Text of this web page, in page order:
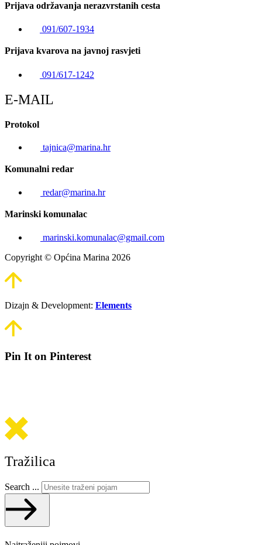
Prijava održavanja nerazvrstanih cesta
091/607-1934
Prijava kvarova na javnoj rasvjeti
091/617-1242
E-MAIL
Protokol
tajnica@marina.hr
Komunalni redar
redar@marina.hr
Marinski komunalac
marinski.komunalac@gmail.com
Copyright © Općina Marina 2026
Dizajn & Development: Elements
Pin It on Pinterest
Tražilica
Search ...